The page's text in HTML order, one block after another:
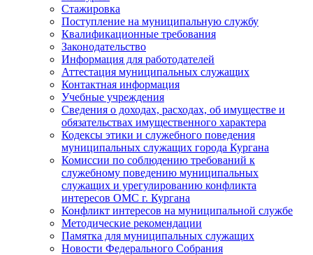
Стажировка
Поступление на муниципальную службу
Квалификационные требования
Законодательство
Информация для работодателей
Аттестация муниципальных служащих
Контактная информация
Учебные учреждения
Сведения о доходах, расходах, об имуществе и
обязательствах имущественного характера
Кодексы этики и служебного поведения
муниципальных служащих города Кургана
Комиссии по соблюдению требований к
служебному поведению муниципальных
служащих и урегулированию конфликта
интересов ОМС г. Кургана
Конфликт интересов на муниципальной службе
Методические рекомендации
Памятка для муниципальных служащих
Новости Федерального Cобрания